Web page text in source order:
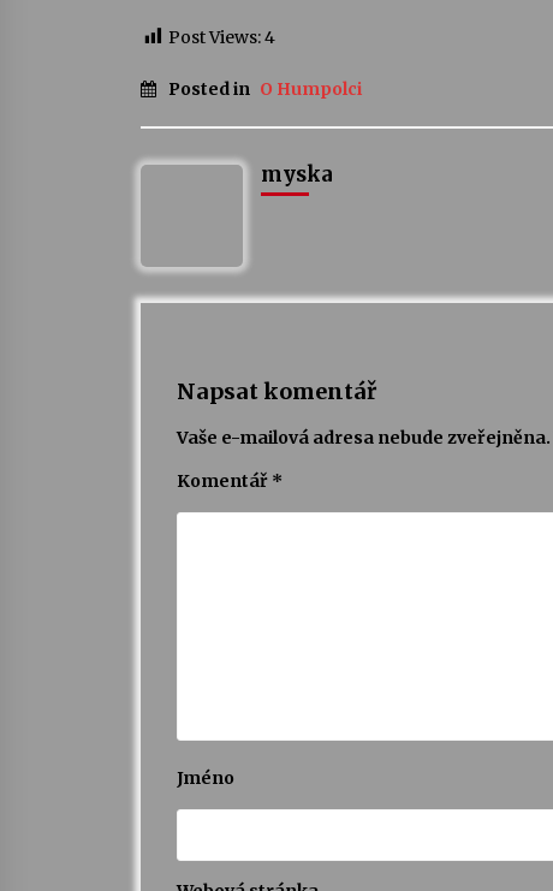
Želivě ožije odkaz Josefa Čapka
Post Views:4
Posted in O Humpolci
myska
Napsat komentář
Vaše e-mailová adresa nebude zveřejněna.
Komentář *
Jméno